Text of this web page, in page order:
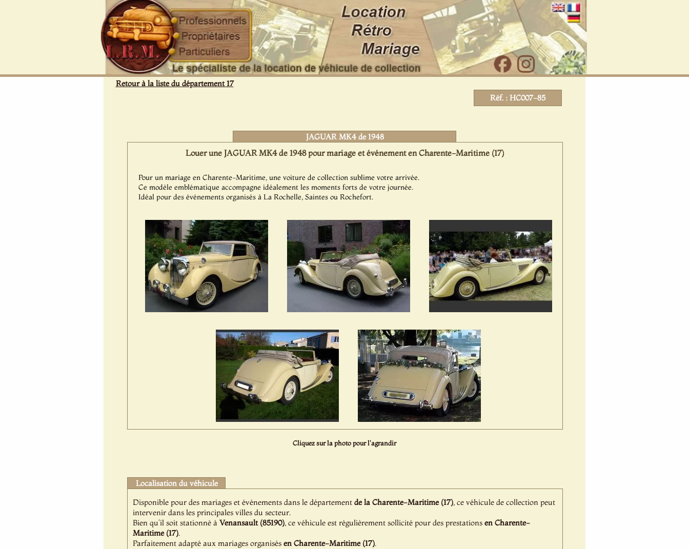
Retour à la liste du département 17
Réf. : HC007-85
JAGUAR MK4 de 1948
Louer une JAGUAR MK4 de 1948 pour mariage et événement en Charente-Maritime (17)
Pour un mariage en Charente-Maritime, une voiture de collection sublime votre arrivée.
Ce modèle emblématique accompagne idéalement les moments forts de votre journée.
Idéal pour des événements organisés à La Rochelle, Saintes ou Rochefort.
Cliquez sur la photo pour l'agrandir
Localisation du véhicule
Disponible pour des mariages et événements dans le département de la Charente-Maritime (17), ce véhicule de collection peut
intervenir dans les principales villes du secteur.
Bien qu’il soit stationné à Venansault (85190), ce véhicule est régulièrement sollicité pour des prestations en Charente-
Maritime (17).
Parfaitement adapté aux mariages organisés en Charente-Maritime (17).
Panneau de gestion des cookies